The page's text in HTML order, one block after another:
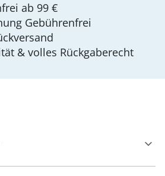
ab 99 €
Gebührenfrei
& volles Rückgaberecht